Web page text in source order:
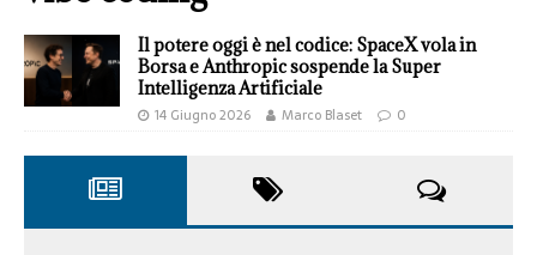
Il potere oggi è nel codice: SpaceX vola in
Borsa e Anthropic sospende la Super
Intelligenza Artificiale
14 Giugno 2026 Marco Blaset 0